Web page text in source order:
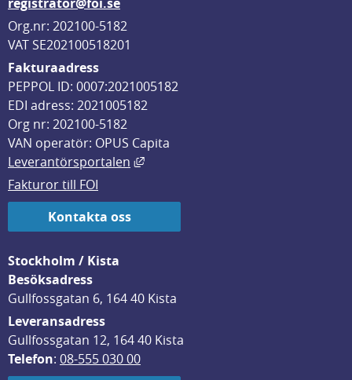
Org.nr: 202100-5182
VAT SE202100518201
Fakturaadress
PEPPOL ID: 0007:2021005182
EDI adress: 2021005182
Org nr: 202100-5182
VAN operatör: OPUS Capita
Leverantörsportalen
Länk till annan webbplats, öppnas
Fakturor till FOI
Kontakta oss
Stockholm / Kista
Besöksadress
Gullfossgatan 6, 164 40 Kista
Leveransadress
Gullfossgatan 12, 164 40 Kista
Telefon: 08-555 030 00